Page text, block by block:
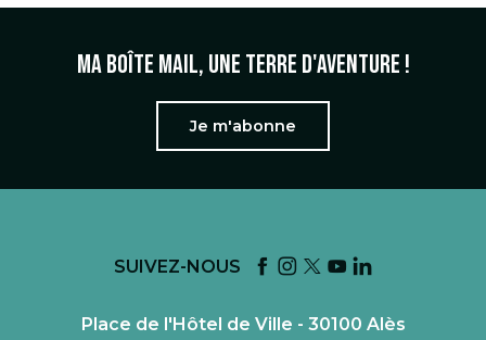
Ma boîte mail, une terre d'aventure !
Je m'abonne
SUIVEZ-NOUS
Place de l'Hôtel de Ville - 30100 Alès